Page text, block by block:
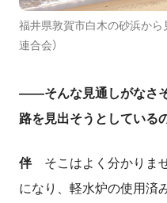
福井県敦賀市白木の砂浜から
連合会）
――そんな見通しがなさ
路を見出そうとしている
伴そこはよく分かりま
になり、軽水炉の使用済